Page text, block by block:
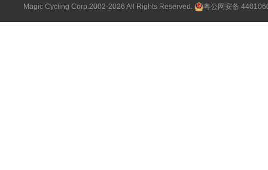
Magic Cycling Corp.2002-2026 All Rights Reserved.
粤公网安备